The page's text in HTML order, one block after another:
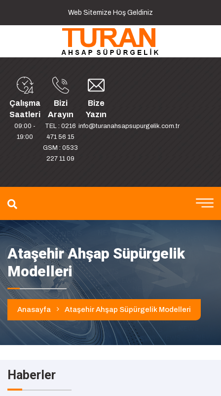
Web Sitemize Hoş Geldiniz
Çalışma
Saatleri
09:00 -
19:00
Bizi
Arayın
TEL : 0216
471 56 15
GSM : 0533
227 11 09
Bize
Yazın
info@turanahsapsupurgelik.com.tr
Ataşehir Ahşap Süpürgelik
Modelleri
Anasayfa Ataşehir Ahşap Süpürgelik Modelleri
Haberler